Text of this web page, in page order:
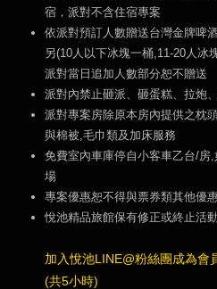
宿，派對不含住宿專案
依派對預訂人數贈送台灣金牌啤
另(10人以下冰塊一桶,11-20人冰
派對當日追加人數部分恕不贈送
派對內禁止砸派、砸蛋糕、拉炮
派對專案房除原本房內提供之枕
與棉被,毛巾類及加床服務
免費室內車庫停自小客車乙台/房
場
專案優惠恕不得與票券類其他優
悅池精品旅館保有修正或終止活
加入悅池LINE@粉絲團成為會
(共5小時)